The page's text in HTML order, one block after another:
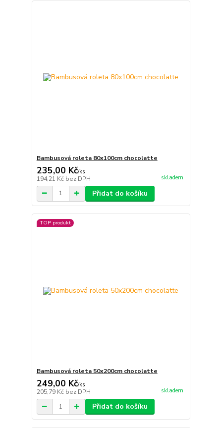
Bambusová roleta 80x100cm chocolatte
235,00 Kč/ks
194,21 Kč bez DPH skladem
Přidat do košíku
TOP produkt
Bambusová roleta 50x200cm chocolatte
249,00 Kč/ks
205,79 Kč bez DPH skladem
Přidat do košíku